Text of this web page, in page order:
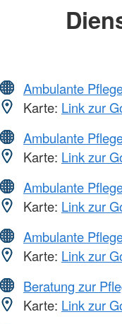
Ambulante
Karte: Link zur
Ambulante
Karte: Link zur
Ambulante
Karte: Link zur
Ambulante
Karte: Link zur
Beratung zur
Karte: Link zur